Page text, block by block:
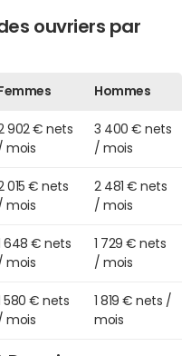
ouvriers par
Femmes Hommes
902 € nets
mois
3 400 € nets
/ mois
015 € nets
mois
2 481 € nets
/ mois
1 648 € nets
mois
1 729 € nets
/ mois
1 580 € nets
mois
1 819 € nets /
mois